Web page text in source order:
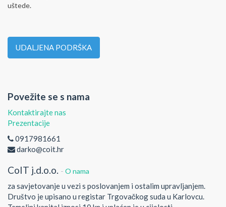
uštede.
UDALJENA PODRŠKA
Povežite se s nama
Kontaktirajte nas
Prezentacije
0917981661
darko@coit.hr
CoIT j.d.o.o. - O nama
za savjetovanje u vezi s poslovanjem i ostalim upravljanjem.
Društvo je upisano u registar Trgovačkog suda u Karlovcu.